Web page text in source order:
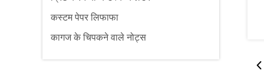
कस्टम पेपर लिफाफा
कागज के चिपकने वाले नोट्स